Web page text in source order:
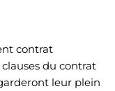
contrat
du contrat
leur plein